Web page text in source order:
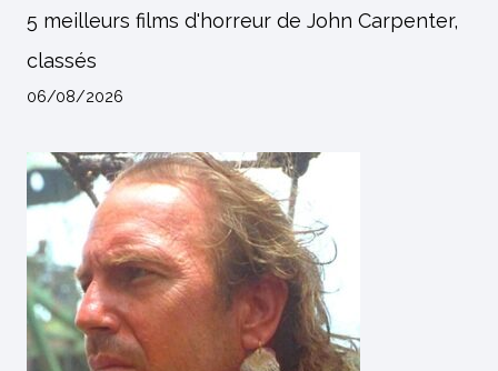
5 meilleurs films d'horreur de John Carpenter,
classés
06/08/2026